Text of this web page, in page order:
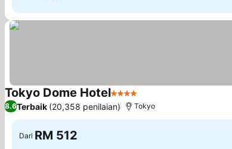
Tokyo Dome Hotel4 Bintang
8.6Terbaik (20,358 penilaian) Tokyo
Dari RM 512